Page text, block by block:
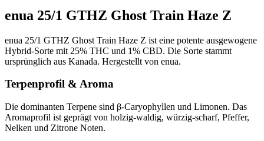
enua 25/1 GTHZ Ghost Train Haze Z
enua 25/1 GTHZ Ghost Train Haze Z ist eine potente ausgewogene
Hybrid-Sorte mit 25% THC und 1% CBD. Die Sorte stammt
ursprünglich aus Kanada. Hergestellt von enua.
Terpenprofil & Aroma
Die dominanten Terpene sind β-Caryophyllen und Limonen. Das
Aromaprofil ist geprägt von holzig-waldig, würzig-scharf, Pfeffer,
Nelken und Zitrone Noten.